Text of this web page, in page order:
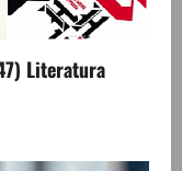
Literatura